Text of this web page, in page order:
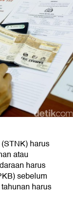
harus
atau
harus
sebelum
harus